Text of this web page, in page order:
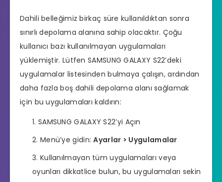
Dahili belleğimiz birkaç süre kullanıldıktan sonra
sınırlı depolama alanına sahip olacaktır. Çoğu
kullanıcı bazı kullanılmayan uygulamaları
yüklemiştir. Lütfen SAMSUNG GALAXY S22’deki
uygulamalar listesinden bulmaya çalışın, ardından
daha fazla boş dahili depolama alanı sağlamak
için bu uygulamaları kaldırın:
SAMSUNG GALAXY S22’yi Açın
Menü’ye gidin:Ayarlar > Uygulamalar
Kullanılmayan tüm uygulamaları veya
oyunları dikkatlice bulun, bu uygulamaları sekin